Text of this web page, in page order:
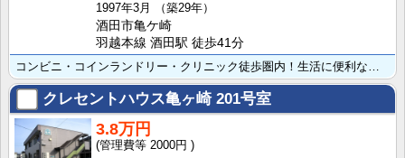
1997年3月
（築29年）
酒田市亀ケ崎
羽越本線 酒田駅 徒歩41分
クレセントハウス亀ヶ崎201号室
3.8万円
2000円